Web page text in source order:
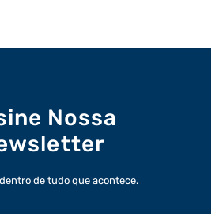
Nossa
de tudo que acontece.